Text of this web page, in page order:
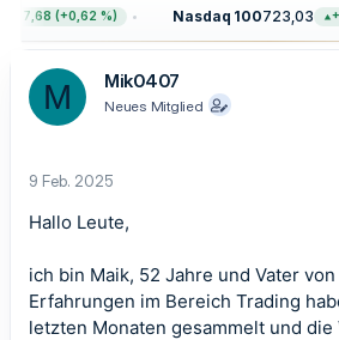
r
r
(+0,62 %) Nasdaq 100723,03
M Mik0407
Neues Mitglied
9 Feb. 2025
Hallo Leute,
ich bin Maik, 52 Jahre und Vater
Erfahrungen im Bereich Trading
letzten Monaten gesammelt und die